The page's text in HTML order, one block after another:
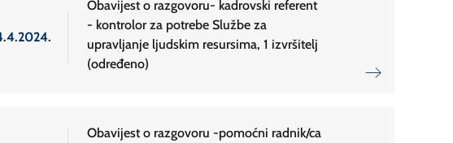
Obavijest o razgovoru- kadrovski referent
- kontrolor za potrebe Službe za
upravljanje ljudskim resursima, 1 izvršitelj
(određeno)
Obavijest o razgovoru -pomoćni radnik/ca